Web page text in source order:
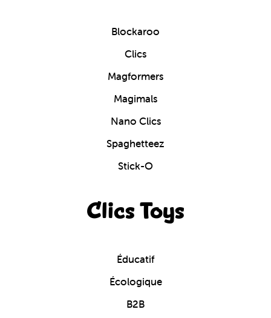
Blockaroo
Clics
Magformers
Magimals
Nano Clics
Spaghetteez
Stick-O
Clics Toys
Éducatif
Écologique
B2B